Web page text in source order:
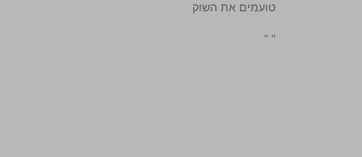
טועמים את השוק
"
"